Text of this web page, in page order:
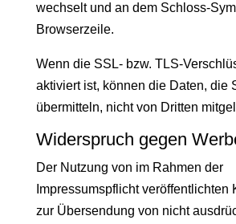
wechselt und an dem Schloss-
Browserzeile.
Wenn die SSL- bzw. TLS-
aktiviert ist, können die Daten, die
übermitteln, nicht von Dritten
Widerspruch gegen
Der Nutzung von im Rahmen der
Impressumspflicht veröffentlichten
zur Übersendung von nicht